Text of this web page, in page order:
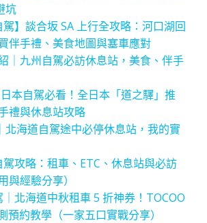
坑
駕】談合坂 SA 上行全攻略：河口湖回
伴手禮、美食地圖與塞車應對
｜九州自駕必訪休息站，美食、伴手
日本自駕必看！全日本「道之驛」推
禮與休息站攻略
北海道自駕途中必停休息站，我的實
攻略：租車、ETC、休息站與必訪
與經驗分享）
北海道中秋租車 5 折神券！TOCOO
預約教學（一家五口實戰分享）